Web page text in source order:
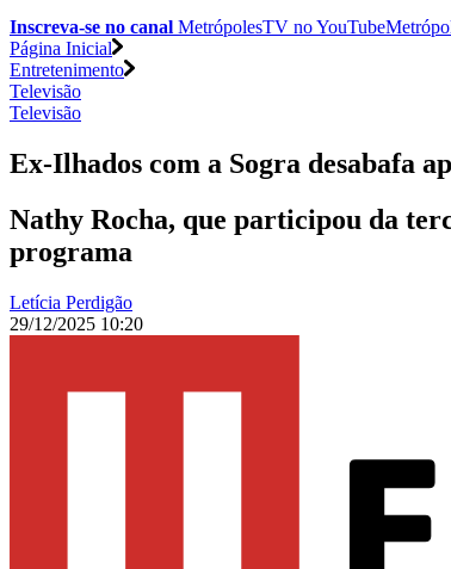
Inscreva-se no canal MetrópolesTV noYouTube
Página Inicial
Entretenimento
Televisão
Televisão
Ex-Ilhados com a Sogra desabafa
Nathy Rocha, que participou da
programa
Letícia Perdigão
29/12/2025 10:20